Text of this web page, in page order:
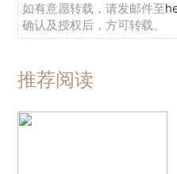
如有意愿转载，请发邮件至
确认及授权后，方可转载。
推荐阅读